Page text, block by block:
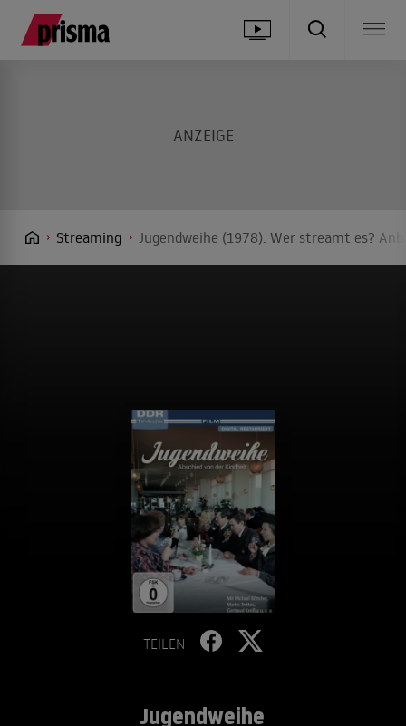
Streaming Jugendweihe (1978): Wer streamt es?
TEILEN
Jugendweihe